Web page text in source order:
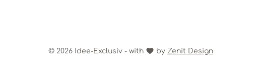
© 2026 Idee-Exclusiv - with by Zenit Design